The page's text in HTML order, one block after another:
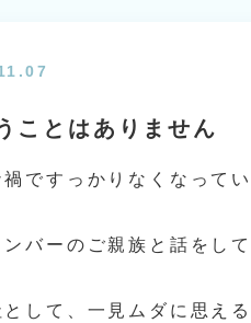
ことはありません
禍ですっかりなくなって
バーのご親族と話をし
として、一見ムダに思え